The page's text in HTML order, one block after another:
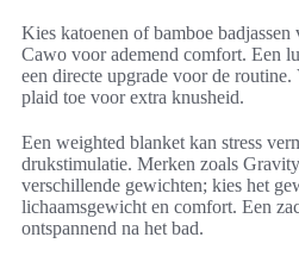
Kies katoenen of bamboe
Cawo voor ademend comfort. Een
een directe upgrade voor de routine.
plaid toe voor extra knusheid.
Een weighted blanket kan stress
drukstimulatie. Merken zoals
verschillende gewichten; kies het
lichaamsgewicht en comfort. Een
ontspannend na het bad.